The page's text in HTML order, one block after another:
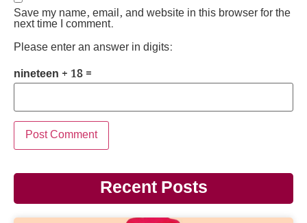
Save my name, email, and website in this browser for the
next time I comment.
Please enter an answer in digits:
nineteen + 18 =
Recent Posts